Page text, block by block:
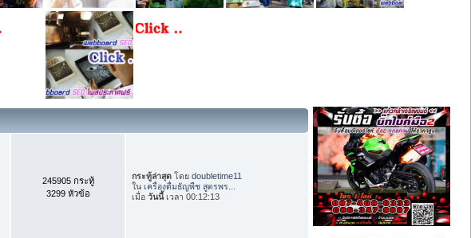
245905 กระทู้
3299 หัวข้อ
กระทู้ล่าสุด โดยdoubletime11
ในเครื่องดื่มธัญพืช สูตรพร...
เมื่อวันนี้เวลา 00:12:13